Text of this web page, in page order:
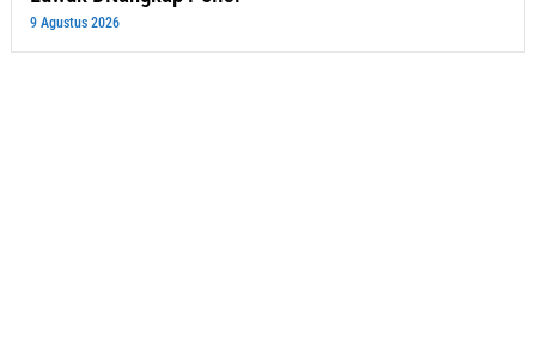
9 Agustus 2026